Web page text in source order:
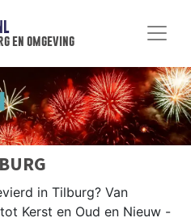
en omgeving
in Tilburg? Van
Kerst en Oud en Nieuw -